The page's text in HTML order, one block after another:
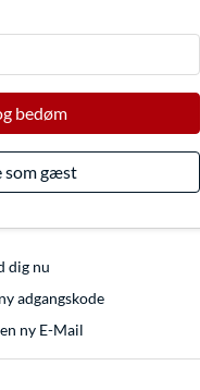
bedøm
som gæst
dig nu
adgangskode
ny E-Mail